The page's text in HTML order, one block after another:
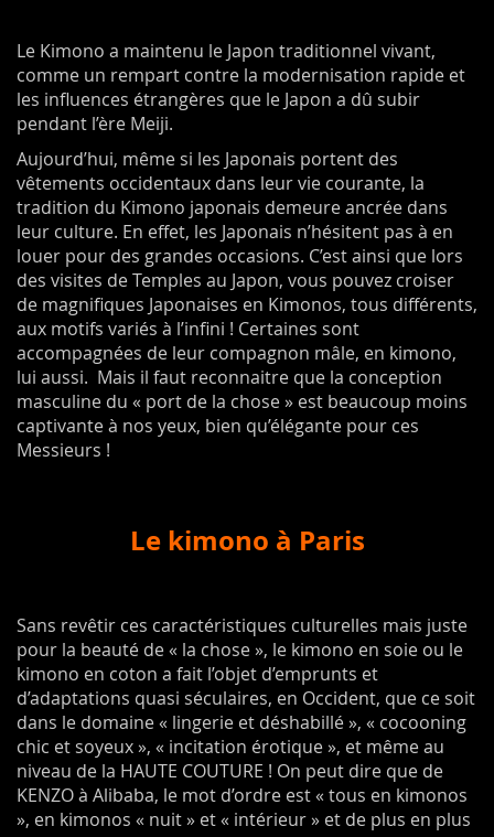
Le Kimono a maintenu le Japon traditionnel vivant,
comme un rempart contre la modernisation rapide et
les influences étrangères que le Japon a dû subir
pendant l’ère Meiji.
Aujourd’hui, même si les Japonais portent des
vêtements occidentaux dans leur vie courante, la
tradition du Kimono japonais demeure ancrée dans
leur culture. En effet, les Japonais n’hésitent pas à en
louer pour des grandes occasions. C’est ainsi que lors
des visites de Temples au Japon, vous pouvez croiser
de magnifiques Japonaises en Kimonos, tous différents,
aux motifs variés à l’infini ! Certaines sont
accompagnées de leur compagnon mâle, en kimono,
lui aussi. Mais il faut reconnaitre que la conception
masculine du « port de la chose » est beaucoup moins
captivante à nos yeux, bien qu’élégante pour ces
Messieurs !
Le kimono à Paris
Sans revêtir ces caractéristiques culturelles mais juste
pour la beauté de « la chose », le kimono en soie ou le
kimono en coton a fait l’objet d’emprunts et
d’adaptations quasi séculaires, en Occident, que ce soit
dans le domaine « lingerie et déshabillé », « cocooning
chic et soyeux », « incitation érotique », et même au
niveau de la HAUTE COUTURE ! On peut dire que de
KENZO à Alibaba, le mot d’ordre est « tous en kimonos
», en kimonos « nuit » et « intérieur » et de plus en plus